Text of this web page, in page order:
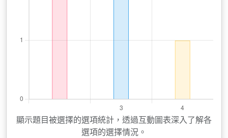
顯示題目被選擇的選項統計，透過互動圖表深入了解各
選項的選擇情況。